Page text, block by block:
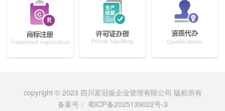
copyright © 2023 四川富冠振企业管理有限公司 版权所有
备案号： 蜀ICP备2025139022号-3